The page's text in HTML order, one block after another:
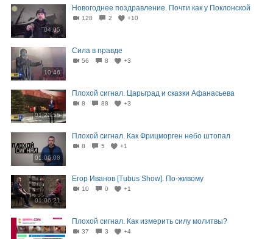
04:05
Новогоднее поздравление. Почти как у Поклонской
128 2 +10
10:46
Сила в правде
56 8 +3
01:23:55
Плохой сигнал. Царьград и сказки Афанасьева
8 88 +3
01:06:08
Плохой сигнал. Как Фрицморген небо штопал
8 5 +1
01:06:21
Егор Иванов [Tubus Show]. По-живому
10 0 +1
Плохой сигнал. Как измерить силу молитвы?
37 3 +4